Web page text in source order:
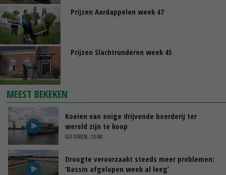
Prijzen Aardappelen week 47
Prijzen Slachtrunderen week 45
MEEST BEKEKEN
Koeien van enige drijvende boerderij ter
wereld zijn te koop
GISTEREN, 12:00
Droogte veroorzaakt steeds meer problemen:
‘Bassin afgelopen week al leeg’